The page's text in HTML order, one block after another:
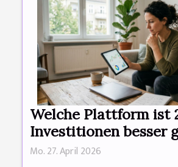
Welche Plattform ist
Investitionen besser
Mo. 27. April 2026